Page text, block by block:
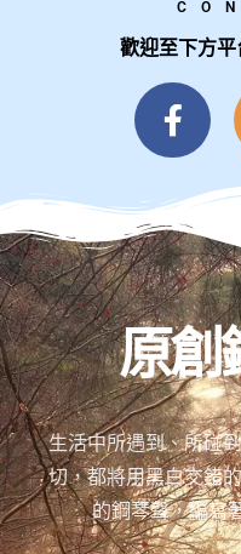
歡迎至下方
原創
生活中所遇到、所碰
切，都將用黑白交錯
的鋼琴聲，編寫